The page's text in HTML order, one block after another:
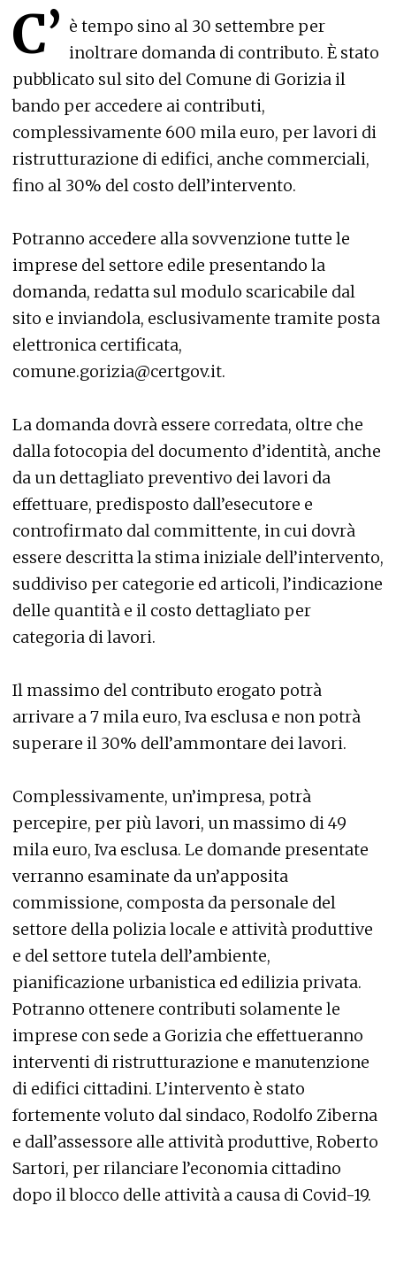
C’ è tempo sino al 30 settembre per
inoltrare domanda di contributo. È stato
pubblicato sul sito del Comune di Gorizia il
bando per accedere ai contributi,
complessivamente 600 mila euro, per lavori di
ristrutturazione di edifici, anche commerciali,
fino al 30% del costo dell’intervento.
Potranno accedere alla sovvenzione tutte le
imprese del settore edile presentando la
domanda, redatta sul modulo scaricabile dal
sito e inviandola, esclusivamente tramite posta
elettronica certificata,
comune.gorizia@certgov.it.
La domanda dovrà essere corredata, oltre che
dalla fotocopia del documento d’identità, anche
da un dettagliato preventivo dei lavori da
effettuare, predisposto dall’esecutore e
controfirmato dal committente, in cui dovrà
essere descritta la stima iniziale dell’intervento,
suddiviso per categorie ed articoli, l’indicazione
delle quantità e il costo dettagliato per
categoria di lavori.
Il massimo del contributo erogato potrà
arrivare a 7 mila euro, Iva esclusa e non potrà
superare il 30% dell’ammontare dei lavori.
Complessivamente, un’impresa, potrà
percepire, per più lavori, un massimo di 49
mila euro, Iva esclusa. Le domande presentate
verranno esaminate da un’apposita
commissione, composta da personale del
settore della polizia locale e attività produttive
e del settore tutela dell’ambiente,
pianificazione urbanistica ed edilizia privata.
Potranno ottenere contributi solamente le
imprese con sede a Gorizia che effettueranno
interventi di ristrutturazione e manutenzione
di edifici cittadini. L’intervento è stato
fortemente voluto dal sindaco, Rodolfo Ziberna
e dall’assessore alle attività produttive, Roberto
Sartori, per rilanciare l’economia cittadino
dopo il blocco delle attività a causa di Covid-19.